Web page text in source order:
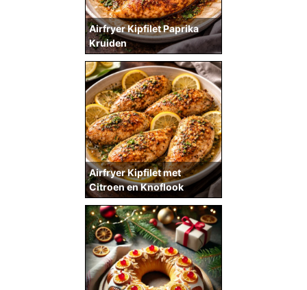
Airfryer Kipfilet met
Citroen en Knoflook
Airfryer Kipfilet Paprika
Kruiden